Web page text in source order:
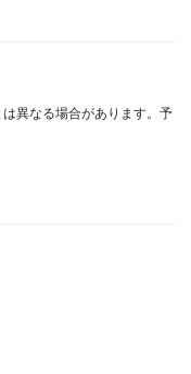
異なる場合があります。予